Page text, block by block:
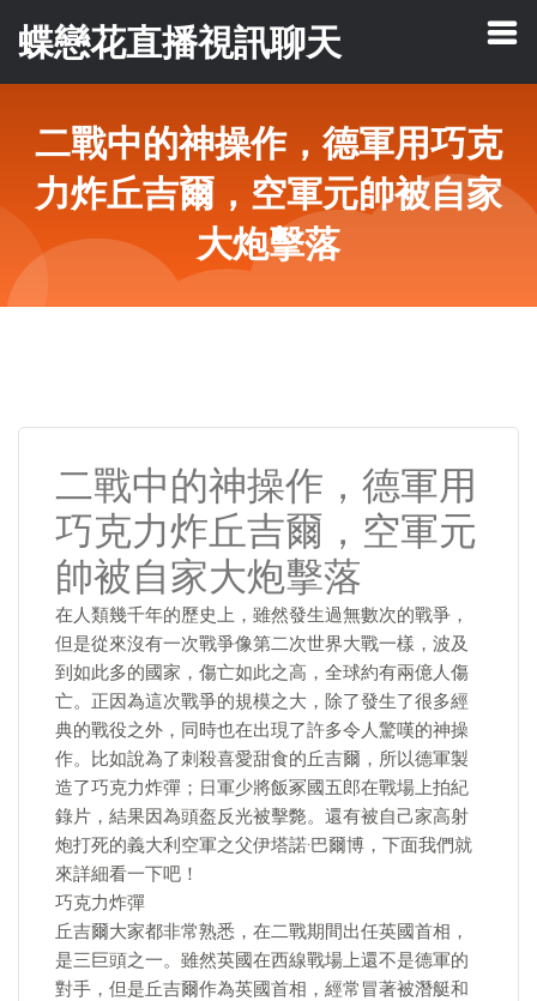
蝶戀花直播視訊聊天
二戰中的神操作，德軍用巧克
力炸丘吉爾，空軍元帥被自家
大炮擊落
二戰中的神操作，德軍用
巧克力炸丘吉爾，空軍元
帥被自家大炮擊落
在人類幾千年的歷史上，雖然發生過無數次的戰爭，
但是從來沒有一次戰爭像第二次世界大戰一樣，波及
到如此多的國家，傷亡如此之高，全球約有兩億人傷
亡。正因為這次戰爭的規模之大，除了發生了很多經
典的戰役之外，同時也在出現了許多令人驚嘆的神操
作。比如說為了刺殺喜愛甜食的丘吉爾，所以德軍製
造了巧克力炸彈；日軍少將飯冢國五郎在戰場上拍紀
錄片，結果因為頭盔反光被擊斃。還有被自己家高射
炮打死的義大利空軍之父伊塔諾·巴爾博，下面我們就
來詳細看一下吧！
巧克力炸彈
丘吉爾大家都非常熟悉，在二戰期間出任英國首相，
是三巨頭之一。雖然英國在西線戰場上還不是德軍的
對手，但是丘吉爾作為英國首相，經常冒著被潛艇和